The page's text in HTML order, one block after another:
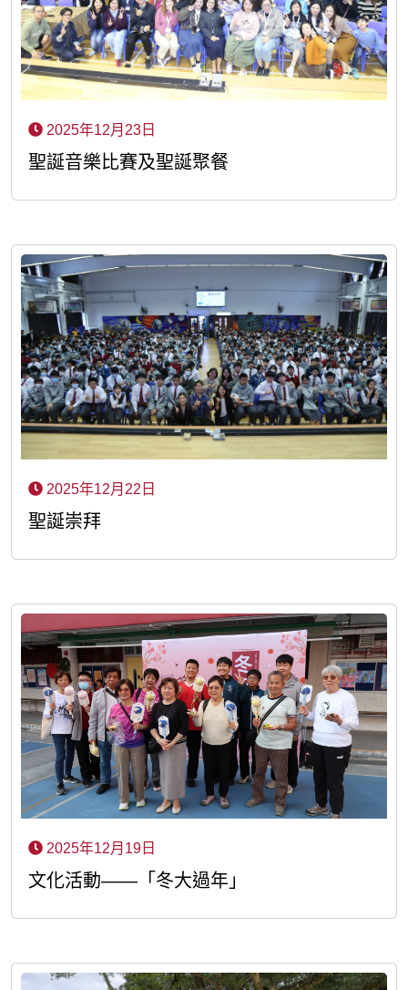
2025年12月23日
聖誕音樂比賽及聖誕聚餐
2025年12月22日
聖誕崇拜
2025年12月19日
文化活動——「冬大過年」